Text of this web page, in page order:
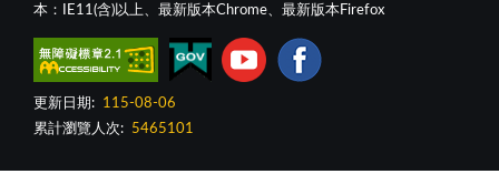
本：IE11(含)以上、最新版本Chrome、最新版本Firefox
更新日期:
115-08-06
累計瀏覽人次:
5465101